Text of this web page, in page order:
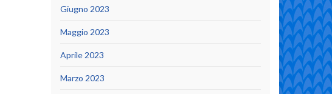
Giugno 2023
Maggio 2023
Aprile 2023
Marzo 2023